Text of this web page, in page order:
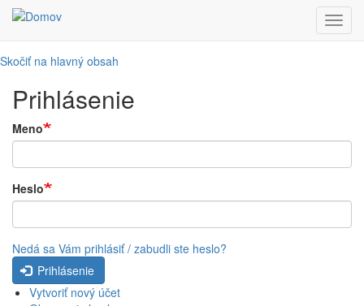
Skočiť na hlavný obsah
Prihlásenie
Meno
Heslo
Nedá sa Vám prihlásiť / zabudli ste heslo?
Prihlásenie
Vytvoriť nový účet